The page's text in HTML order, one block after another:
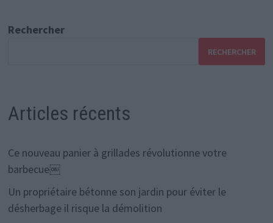
Rechercher
RECHERCHER
Articles récents
Ce nouveau panier à grillades révolutionne votre
barbecue￼
Un propriétaire bétonne son jardin pour éviter le
désherbage il risque la démolition